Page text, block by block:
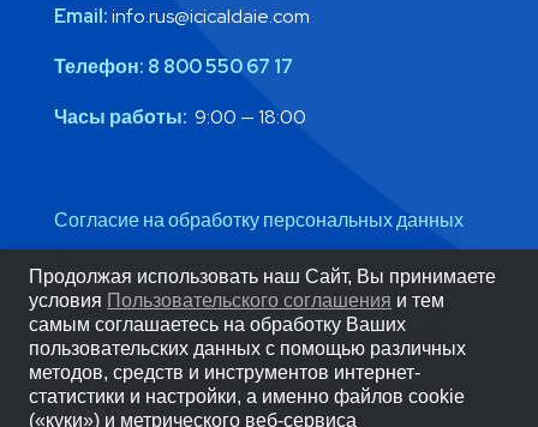
Email:info.rus@icicaldaie.com
Телефон: 8 800 550 67 17
Часы работы: 9:00 — 18:00
Согласие на обработку персональных данных
Пользовательское соглашение
Политика обработки персональных данных
Каталог
Продолжая использовать наш Сайт, Вы принимаете
условия Пользовательского соглашения и тем
самым соглашаетесь на обработку Ваших
пользовательских данных с помощью различных
методов, средств и инструментов интернет-
статистики и настройки, а именно файлов cookie
(«куки») и метрического веб-сервиса